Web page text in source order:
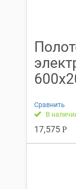
Сравнить
В
17,575 Р